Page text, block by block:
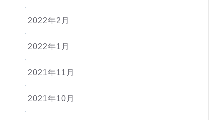
2022年2月
2022年1月
2021年11月
2021年10月